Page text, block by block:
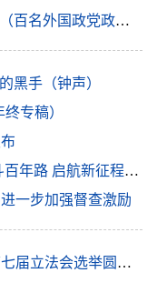
国政党政要看中共）
黑手（钟声）
专稿）
党史 悟思想 办实事 开新局）
一步加强督查激励
束 香港特色民主迈上新台阶